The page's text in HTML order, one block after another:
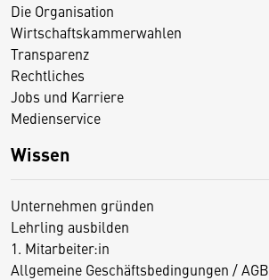
Die Organisation
Wirtschaftskammerwahlen
Transparenz
Rechtliches
Jobs und Karriere
Medienservice
Wissen
Unternehmen gründen
Lehrling ausbilden
1. Mitarbeiter:in
Allgemeine Geschäftsbedingungen / AGB